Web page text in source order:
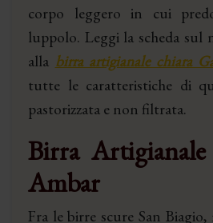
corpo leggero in cui
luppolo. Leggi la scheda sul
alla birra artigianale chiara
tutte le caratteristiche di
pastorizzata e non filtrata.
Birra
Ambar
Fra le birre scure San